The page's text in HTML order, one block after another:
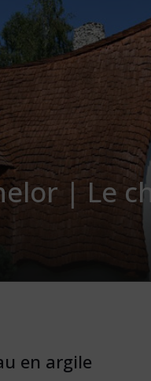
| Le
en argile